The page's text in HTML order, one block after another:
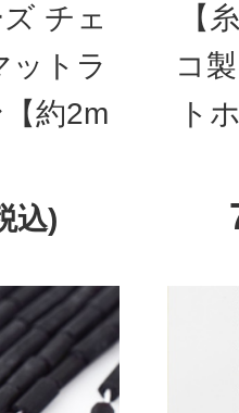
ズ チェ
ットラ
約2m
込)
【
コ
ト